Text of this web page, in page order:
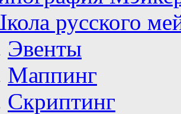
русского
Эвенты
Маппинг
Скриптинг